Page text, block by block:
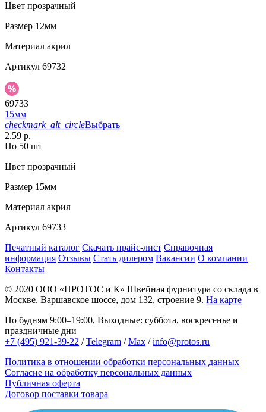
Цвет прозрачный
Размер 12мм
Материал акрил
Артикул 69732
69733
15мм
checkmark_alt_circleВыбрать
2.59 р.
По 50 шт
Цвет прозрачный
Размер 15мм
Материал акрил
Артикул 69733
Печатный каталог Скачать прайс-лист Справочная
информация Отзывы Стать дилером Вакансии О компании
Контакты
© 2020 ООО «ПРОТОС и К» Швейная фурнитура со склада в
Москве. Варшавское шоссе, дом 132, строение 9. На карте
По будням 9:00–19:00, Выходные: суббота, воскресенье и
праздничные дни
+7 (495) 921-39-22 /Telegram /Max /info@protos.ru
Политика в отношении обработки персональных данных
Согласие на обработку персональных данных
Публичная оферта
Договор поставки товара